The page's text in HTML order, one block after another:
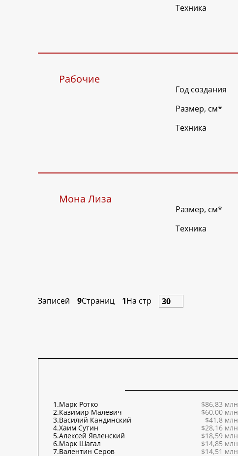
Техника
Рабочие
Год создания
Размер, см*
Техника
Мона Лиза
Размер, см*
Техника
Записей 9Страниц 1На стр
1.Марк Ротко
$86,83 млн
2.Казимир Малевич
$60,00 млн
3.Василий Кандинский
$41,8 млн
4.Хаим Сутин
$28,16 млн
5.Алексей Явленский
$18,59 млн
6.Марк Шагал
$14,85 млн
7.Валентин Серов
$14,51 млн